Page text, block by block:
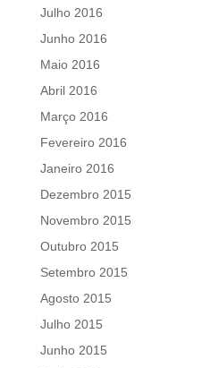
Julho 2016
Junho 2016
Maio 2016
Abril 2016
Março 2016
Fevereiro 2016
Janeiro 2016
Dezembro 2015
Novembro 2015
Outubro 2015
Setembro 2015
Agosto 2015
Julho 2015
Junho 2015